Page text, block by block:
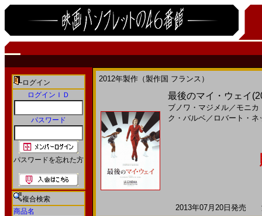
ログイン
ログインＩＤ
パスワード
パスワードを忘れた方
複合検索
商品名
2012年製作（製作国 フランス）
最後のマイ・ウェイ
ブノワ・マジメル／ モニカ
ク・バルベ／ ロバート・ネ
2013年07月20日発売